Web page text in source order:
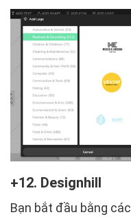
12. Designhill
Bạn bắt đầu bằng